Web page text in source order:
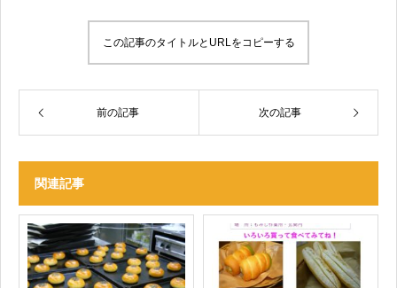
この記事のタイトルとURLをコピーする
前の記事 次の記事
関連記事